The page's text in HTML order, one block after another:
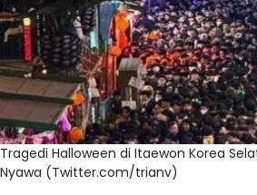
Tragedi Halloween di Itaewon Korea
Nyawa (Twitter.com/trianv)